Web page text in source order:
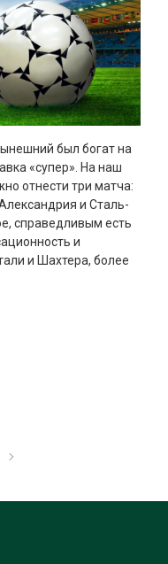
был богат на
«супер». На наш
отнести три матча:
и Сталь-
справедливым есть
и
и Шахтера, более